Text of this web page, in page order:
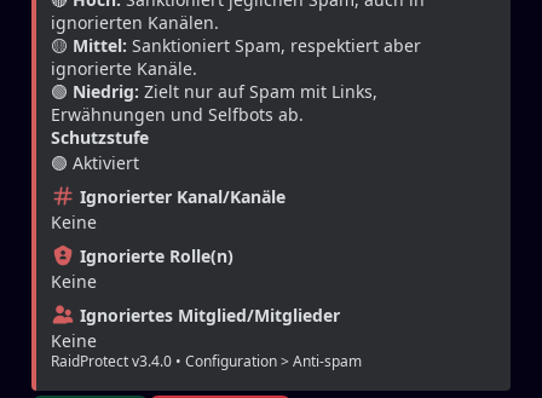
ignorierten Kanälen.
🟡 Mittel: Sanktioniert Spam, respektiert aber
ignorierte Kanäle.
🟢 Niedrig: Zielt nur auf Spam mit Links,
Erwähnungen und Selfbots ab.
Schutzstufe
🟢 Aktiviert
Ignorierter Kanal/Kanäle
Keine
Ignorierte Rolle(n)
Keine
Ignoriertes Mitglied/Mitglieder
Keine
RaidProtect v3.4.0 • Configuration > Anti-spam